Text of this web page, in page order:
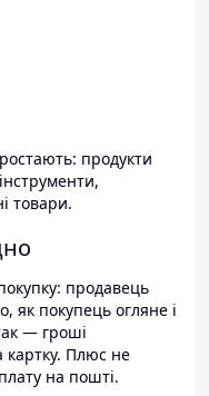
продукти
товари.
продавець
як покупець огляне і
— гроші
картку. Плюс не
на пошті.